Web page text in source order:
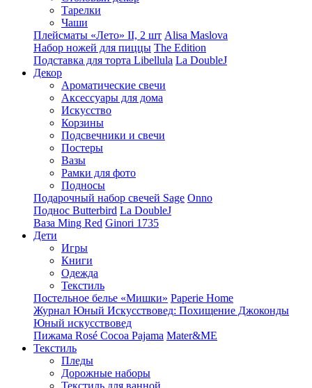
Тарелки
Чаши
Плейсматы «Лето» II, 2 шт Alisa Maslova
Набор ножей для пиццы The Edition
Подставка для торта Libellula La DoubleJ
Декор
Ароматические свечи
Аксессуары для дома
Искусство
Корзины
Подсвечники и свечи
Постеры
Вазы
Рамки для фото
Подносы
Подарочный набор свечей Sage Onno
Поднос Butterbird La DoubleJ
Ваза Ming Red Ginori 1735
Дети
Игры
Книги
Одежда
Текстиль
Постельное белье «Мишки» Paperie Home
Журнал Юный Искусствовед: Похищение Джоконды
Юный искусствовед
Пижама Rosé Cocoa Pajama Mater&ME
Текстиль
Пледы
Дорожные наборы
Текстиль для ванной